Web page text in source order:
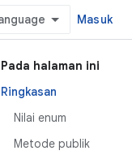
Masuk
Pada halaman ini
Ringkasan
Nilai enum
Metode publik